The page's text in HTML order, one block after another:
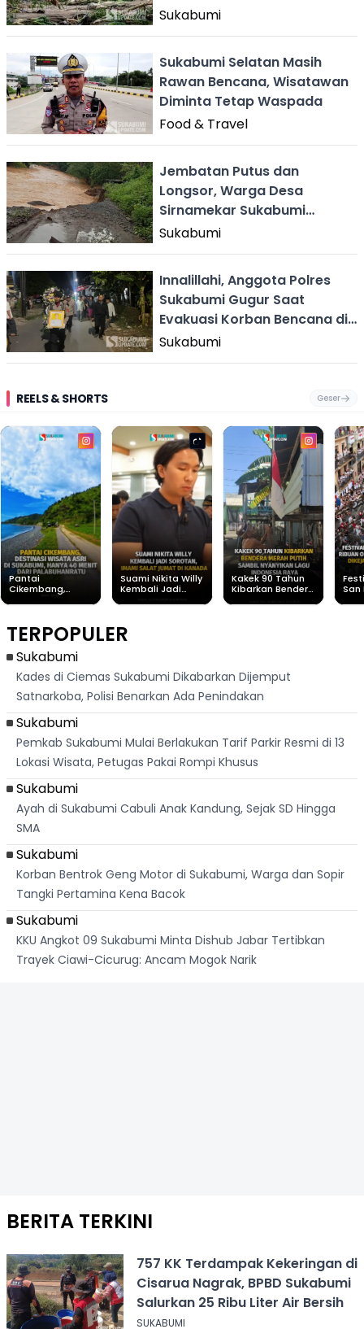
Sukabumi
Sukabumi Selatan Masih
Rawan Bencana, Wisatawan
Diminta Tetap Waspada
Food & Travel
Jembatan Putus dan
Longsor, Warga Desa
Sirnamekar Sukabumi
Terisolasi
Sukabumi
Innalillahi, Anggota Polres
Sukabumi Gugur Saat
Evakuasi Korban Bencana di
Lengkong
Sukabumi
REELS & SHORTS Geser
Pantai
Cikembang,
Dari
Palabuhanratu
Suami Nikita Willy
Kembali Jadi
Kakek 90 Tahun
Kibarkan Bendera
San
TERPOPULER
Sukabumi
Kades di Ciemas Sukabumi Dikabarkan Dijemput
Satnarkoba, Polisi Benarkan Ada Penindakan
Sukabumi
Pemkab Sukabumi Mulai Berlakukan Tarif Parkir Resmi di 13
Lokasi Wisata, Petugas Pakai Rompi Khusus
Sukabumi
Ayah di Sukabumi Cabuli Anak Kandung, Sejak SD Hingga
SMA
Sukabumi
Korban Bentrok Geng Motor di Sukabumi, Warga dan Sopir
Tangki Pertamina Kena Bacok
Sukabumi
KKU Angkot 09 Sukabumi Minta Dishub Jabar Tertibkan
Trayek Ciawi-Cicurug: Ancam Mogok Narik
BERITA TERKINI
757 KK Terdampak Kekeringan di
Cisarua Nagrak, BPBD Sukabumi
Salurkan 25 Ribu Liter Air Bersih
SUKABUMI